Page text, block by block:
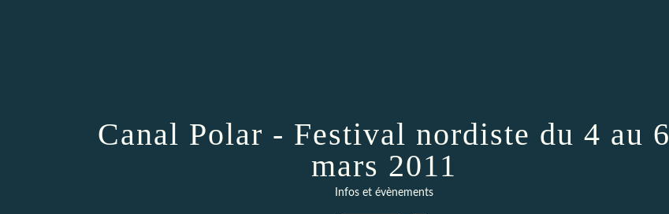
Canal Polar - Festival nordiste du 4 au 6
mars 2011
Infos et évènements